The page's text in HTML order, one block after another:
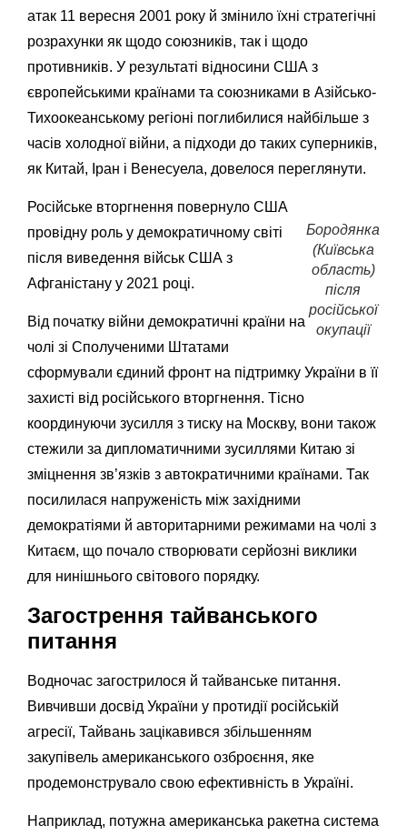
атак 11 вересня 2001 року й змінило їхні стратегічні
розрахунки як щодо союзників, так і щодо
противників. У результаті відносини США з
європейськими країнами та союзниками в Азійсько-
Тихоокеанському регіоні поглибилися найбільше з
часів холодної війни, а підходи до таких суперників,
як Китай, Іран і Венесуела, довелося переглянути.
Бородянка
(Київська
область)
після
російської
окупації
Російське вторгнення повернуло США
провідну роль у демократичному світі
після виведення військ США з
Афганістану у 2021 році.
Від початку війни демократичні країни на
чолі зі Сполученими Штатами
сформували єдиний фронт на підтримку України в її
захисті від російського вторгнення. Тісно
координуючи зусилля з тиску на Москву, вони також
стежили за дипломатичними зусиллями Китаю зі
зміцнення зв’язків з автократичними країнами. Так
посилилася напруженість між західними
демократіями й авторитарними режимами на чолі з
Китаєм, що почало створювати серйозні виклики
для нинішнього світового порядку.
Загострення тайванського
питання
Водночас загострилося й тайванське питання.
Вивчивши досвід України у протидії російській
агресії, Тайвань зацікавився збільшенням
закупівель американського озброєння, яке
продемонструвало свою ефективність в Україні.
Наприклад, потужна американська ракетна система